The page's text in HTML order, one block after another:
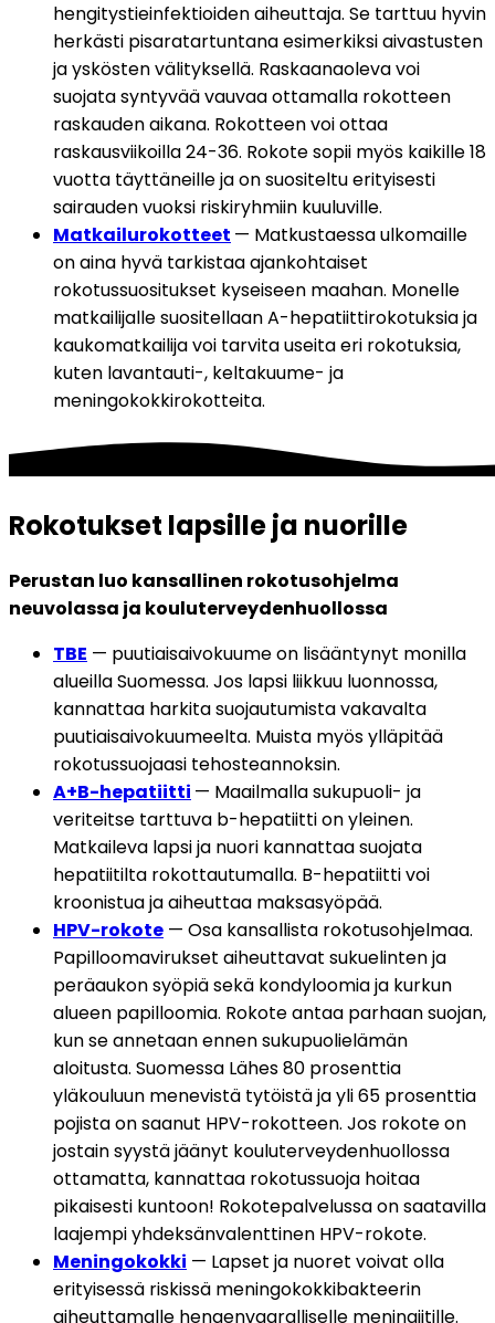
hengitystieinfektioiden aiheuttaja. Se tarttuu hyvin
herkästi pisaratartuntana esimerkiksi aivastusten
ja yskösten välityksellä. Raskaanaoleva voi
suojata syntyvää vauvaa ottamalla rokotteen
raskauden aikana. Rokotteen voi ottaa
raskausviikoilla 24-36. Rokote sopii myös kaikille 18
vuotta täyttäneille ja on suositeltu erityisesti
sairauden vuoksi riskiryhmiin kuuluville.
Matkailurokotteet — Matkustaessa ulkomaille
on aina hyvä tarkistaa ajankohtaiset
rokotussuositukset kyseiseen maahan. Monelle
matkailijalle suositellaan A-hepatiittirokotuksia ja
kaukomatkailija voi tarvita useita eri rokotuksia,
kuten lavantauti-, keltakuume- ja
meningokokkirokotteita.
Rokotukset lapsille ja nuorille
Perustan luo kansallinen rokotusohjelma
neuvolassa ja kouluterveydenhuollossa
TBE — puutiaisaivokuume on lisääntynyt monilla
alueilla Suomessa. Jos lapsi liikkuu luonnossa,
kannattaa harkita suojautumista vakavalta
puutiaisaivokuumeelta. Muista myös ylläpitää
rokotussuojaasi tehosteannoksin.
A+B-hepatiitti — Maailmalla sukupuoli- ja
veriteitse tarttuva b-hepatiitti on yleinen.
Matkaileva lapsi ja nuori kannattaa suojata
hepatiitilta rokottautumalla. B-hepatiitti voi
kroonistua ja aiheuttaa maksasyöpää.
HPV-rokote — Osa kansallista rokotusohjelmaa.
Papilloomavirukset aiheuttavat sukuelinten ja
peräaukon syöpiä sekä kondyloomia ja kurkun
alueen papilloomia. Rokote antaa parhaan suojan,
kun se annetaan ennen sukupuolielämän
aloitusta. Suomessa Lähes 80 prosenttia
yläkouluun menevistä tytöistä ja yli 65 prosenttia
pojista on saanut HPV-rokotteen. Jos rokote on
jostain syystä jäänyt kouluterveydenhuollossa
ottamatta, kannattaa rokotussuoja hoitaa
pikaisesti kuntoon! Rokotepalvelussa on saatavilla
laajempi yhdeksänvalenttinen HPV-rokote.
Meningokokki — Lapset ja nuoret voivat olla
erityisessä riskissä meningokokkibakteerin
aiheuttamalle hengenvaaralliselle meningiitille.